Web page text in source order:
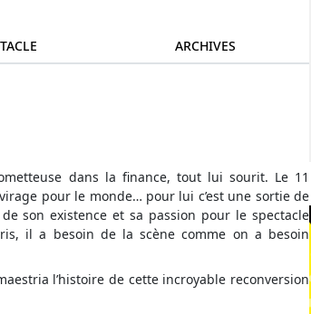
ARCHIVES
dans la finance, tout lui sourit. Le 11
pour le monde… pour lui c’est une sortie de
son existence et sa passion pour le spectacle
il a besoin de la scène comme on a besoin
l’histoire de cette incroyable reconversion